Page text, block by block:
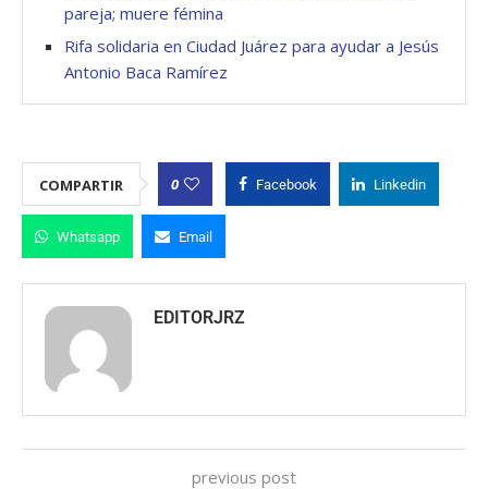
pareja; muere fémina
Rifa solidaria en Ciudad Juárez para ayudar a Jesús
Antonio Baca Ramírez
COMPARTIR 0 Facebook Linkedin
Whatsapp Email
EDITORJRZ
previous post